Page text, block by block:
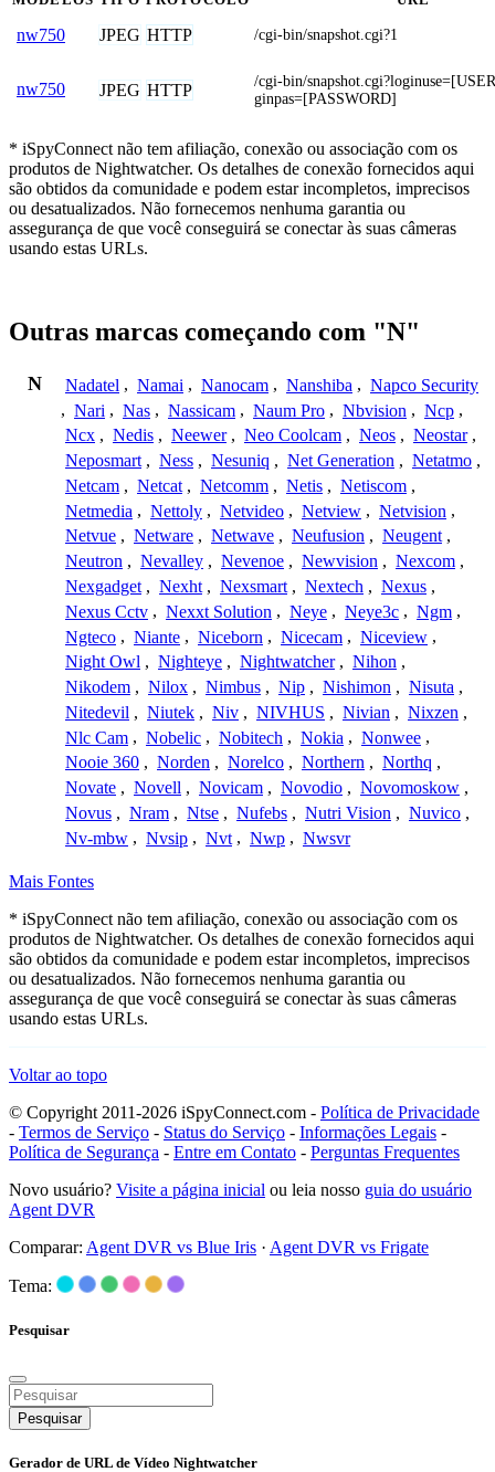
nw750 JPEG HTTP /cgi-bin/snapshot.cgi?1
nw750 JPEG HTTP
/cgi-bin/
ginpas=[PASSWORD]
* iSpyConnect não tem afiliação, conexão ou associação com os
produtos de Nightwatcher. Os detalhes de conexão fornecidos aqui
são obtidos da comunidade e podem estar incompletos, imprecisos
ou desatualizados. Não fornecemos nenhuma garantia ou
assegurança de que você conseguirá se conectar às suas câmeras
usando estas URLs.
Outras marcas começando com "N"
N Nadatel , Namai , Nanocam , Nanshiba , Napco Security
, Nari , Nas , Nassicam , Naum Pro , Nbvision , Ncp ,
Ncx , Nedis , Neewer , Neo Coolcam , Neos , Neostar ,
Neposmart , Ness , Nesuniq , Net Generation , Netatmo ,
Netcam , Netcat , Netcomm , Netis , Netiscom ,
Netmedia , Nettoly , Netvideo , Netview , Netvision ,
Netvue , Netware , Netwave , Neufusion , Neugent ,
Neutron , Nevalley , Nevenoe , Newvision , Nexcom ,
Nexgadget , Nexht , Nexsmart , Nextech , Nexus ,
Nexus Cctv , Nexxt Solution , Neye , Neye3c , Ngm ,
Ngteco , Niante , Niceborn , Nicecam , Niceview ,
Night Owl , Nighteye , Nightwatcher , Nihon ,
Nikodem , Nilox , Nimbus , Nip , Nishimon , Nisuta ,
Nitedevil , Niutek , Niv , NIVHUS , Nivian , Nixzen ,
Nlc Cam , Nobelic , Nobitech , Nokia , Nonwee ,
Nooie 360 , Norden , Norelco , Northern , Northq ,
Novate , Novell , Novicam , Novodio , Novomoskow ,
Novus , Nram , Ntse , Nufebs , Nutri Vision , Nuvico ,
Nv-mbw , Nvsip , Nvt , Nwp , Nwsvr
Mais Fontes
* iSpyConnect não tem afiliação, conexão ou associação com os
produtos de Nightwatcher. Os detalhes de conexão fornecidos aqui
são obtidos da comunidade e podem estar incompletos, imprecisos
ou desatualizados. Não fornecemos nenhuma garantia ou
assegurança de que você conseguirá se conectar às suas câmeras
usando estas URLs.
Voltar ao topo
© Copyright 2011-2026 iSpyConnect.com - Política de Privacidade
- Termos de Serviço - Status do Serviço - Informações Legais -
Política de Segurança - Entre em Contato - Perguntas Frequentes
Novo usuário? Visite a página inicial ou leia nosso guia do usuário
Agent DVR
Comparar: Agent DVR vs Blue Iris · Agent DVR vs Frigate
Tema:
Pesquisar
Pesquisar
Gerador de URL de Vídeo Nightwatcher